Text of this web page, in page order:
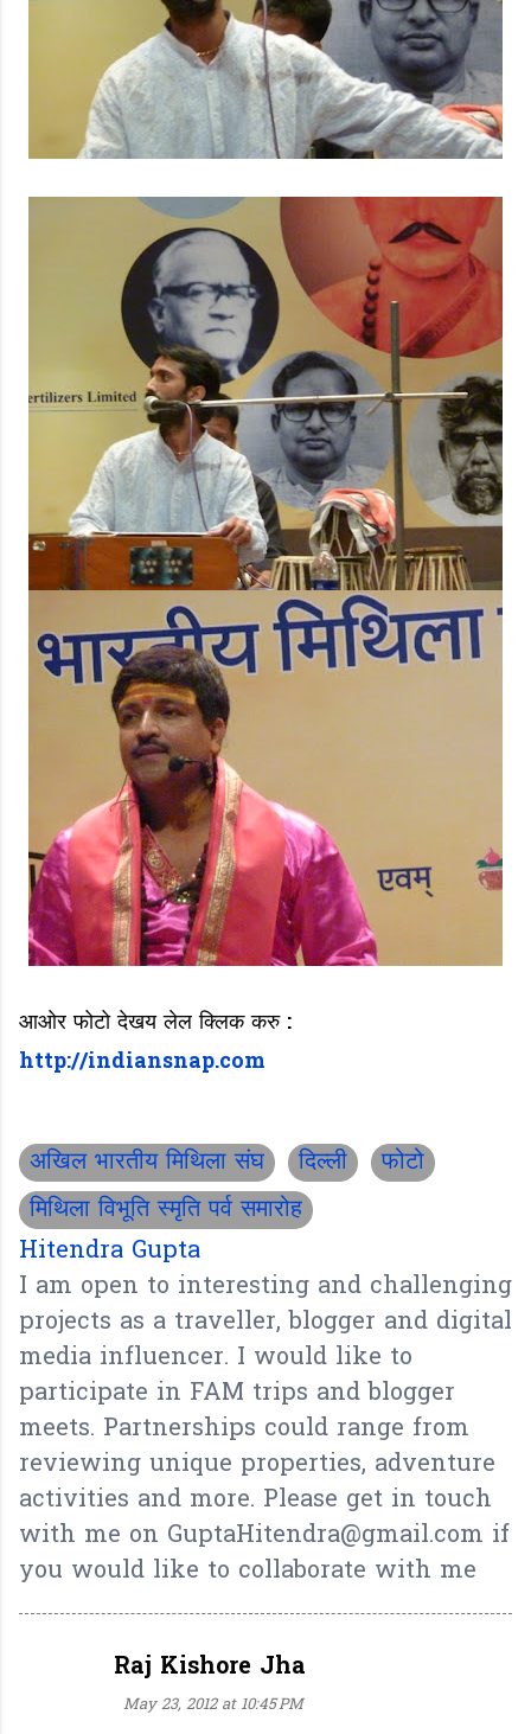
आओर फोटो देखय लेल क्लिक करु:
http://indiansnap.com
अखिल भारतीय मिथिला संघ दिल्ली
फोटो
मिथिला विभूति स्मृति पर्व समारोह
Hitendra Gupta
I am open to interesting and challenging
projects as a traveller, blogger and digital
media influencer. I would like to
participate in FAM trips and blogger
meets. Partnerships could range from
reviewing unique properties, adventure
activities and more. Please get in touch
with me on GuptaHitendra@gmail.com if
you would like to collaborate with me
Raj Kishore Jha
May 23, 2012 at 10:45 PM